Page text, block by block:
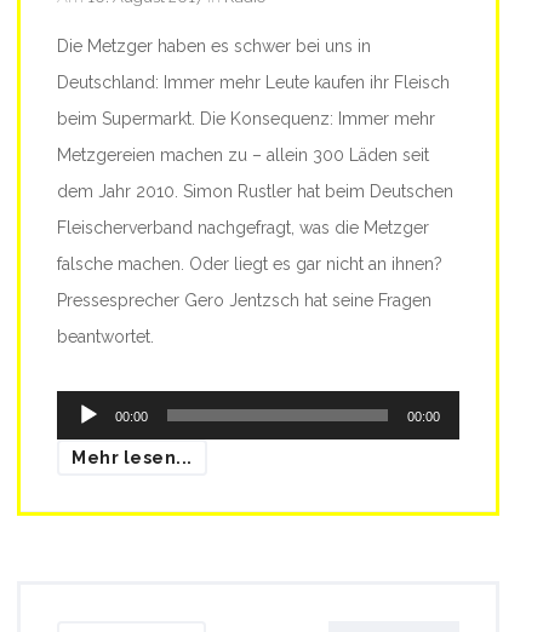
Die Metzger haben es schwer bei uns in
Deutschland: Immer mehr Leute kaufen ihr Fleisch
beim Supermarkt. Die Konsequenz: Immer mehr
Metzgereien machen zu – allein 300 Läden seit
dem Jahr 2010. Simon Rustler hat beim Deutschen
Fleischerverband nachgefragt, was die Metzger
falsche machen. Oder liegt es gar nicht an ihnen?
Pressesprecher Gero Jentzsch hat seine Fragen
beantwortet.
Audio-
Player
00:00 00:00
Mehr lesen...